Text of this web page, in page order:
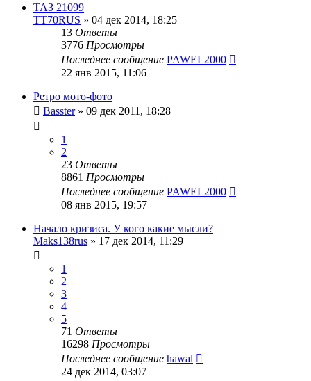
ТАЗ 21099
TT70RUS » 04 дек 2014, 18:25
13 Ответы
3776 Просмотры
Последнее сообщение PAWEL2000
22 янв 2015, 11:06
Ретро мото-фото
Basster» 09 дек 2011, 18:28
1
2
23 Ответы
8861 Просмотры
Последнее сообщение PAWEL2000
08 янв 2015, 19:57
Начало кризиса. У кого какие мысли?
Maks138rus » 17 дек 2014, 11:29
1
2
3
4
5
71 Ответы
16298 Просмотры
Последнее сообщение hawal
24 дек 2014, 03:07